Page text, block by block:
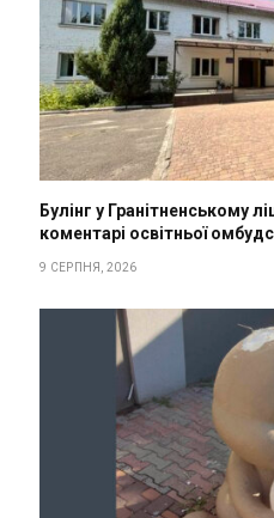
Булінг у Гранітненському
коментарі освітньої
9 СЕРПНЯ, 2026